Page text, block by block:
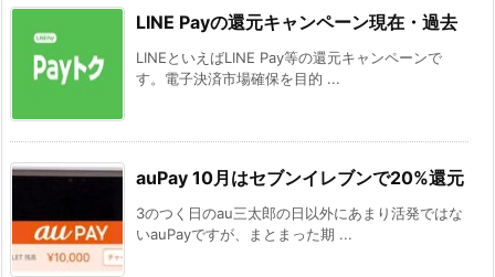
LINE Payの還元キャンペーン現在・過去
LINEといえばLINE Pay等の還元キャンペーンで
す。電子決済市場確保を目的 ...
auPay 10月はセブンイレブンで20%還元
3のつく日のau三太郎の日以外にあまり活発ではな
いauPayですが、まとまった期 ...